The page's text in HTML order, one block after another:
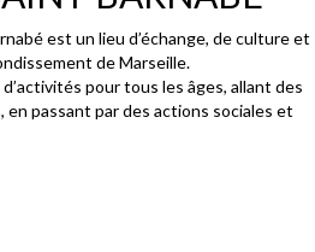
est un lieu d’échange, de culture et
de Marseille.
pour tous les âges, allant des
passant par des actions sociales et